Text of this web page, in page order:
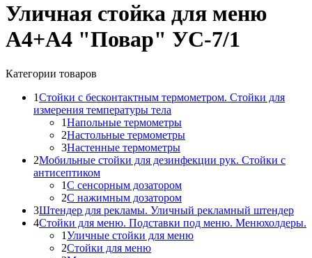
Уличная стойка для меню
А4+А4 "Повар" УС-7/1
Категории товаров
1Стойки с бесконтактным термометром. Стойки для
измерения температуры тела
1Напольные термометры
2Настольные термометры
3Настенные термометры
2Мобильные стойки для дезинфекции рук. Стойки с
антисептиком
1С сенсорным дозатором
2С нажимным дозатором
3Штендер для рекламы. Уличный рекламный штендер
4Стойки для меню. Подставки под меню. Менюхолдеры.
1Уличные стойки для меню
2Стойки для меню